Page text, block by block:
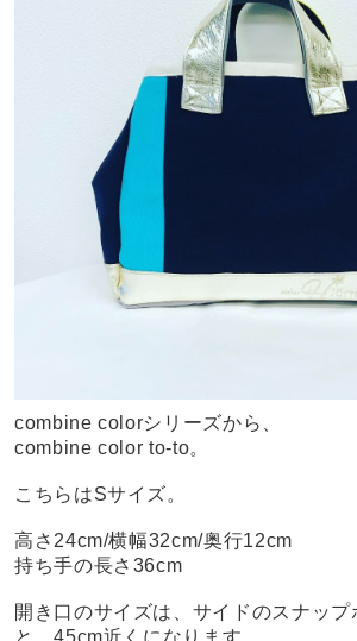
combine colorシリーズから、
combine color to-to。
こちらはSサイズ。
高さ24cm/横幅32cm/奥行12cm
持ち手の長さ36cm
開き口のサイズは、サイドのスナップ